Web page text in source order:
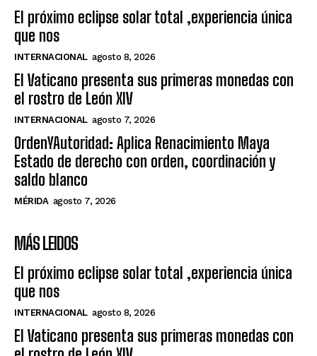
El próximo eclipse solar total ,experiencia única
que nos
INTERNACIONAL agosto 8, 2026
El Vaticano presenta sus primeras monedas con
el rostro de León XIV
INTERNACIONAL agosto 7, 2026
OrdenYAutoridad: Aplica Renacimiento Maya
Estado de derecho con orden, coordinación y
saldo blanco
MÉRIDA agosto 7, 2026
MÁS LEIDOS
El próximo eclipse solar total ,experiencia única
que nos
INTERNACIONAL agosto 8, 2026
El Vaticano presenta sus primeras monedas con